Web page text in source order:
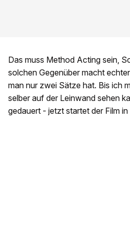
Das muss Method Acting sein,
solchen Gegenüber macht
man nur zwei Sätze hat. Bis ich
selber auf der Leinwand sehen
gedauert - jetzt startet der Film